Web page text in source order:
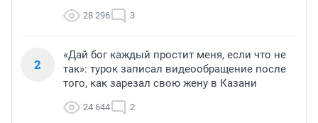
28 296 3
2
«Дай бог каждый простит меня, если что не
так»: турок записал видеообращение после
того, как зарезал свою жену в Казани
24 644 2